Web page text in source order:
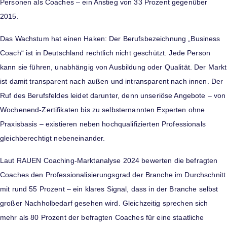
Personen als Coaches – ein Anstieg von 33 Prozent gegenüber
2015.
Das Wachstum hat einen Haken: Der Berufsbezeichnung „Business
Coach“ ist in Deutschland rechtlich nicht geschützt. Jede Person
kann sie führen, unabhängig von Ausbildung oder Qualität. Der Markt
ist damit transparent nach außen und intransparent nach innen. Der
Ruf des Berufsfeldes leidet darunter, denn unseriöse Angebote – von
Wochenend-Zertifikaten bis zu selbsternannten Experten ohne
Praxisbasis – existieren neben hochqualifizierten Professionals
gleichberechtigt nebeneinander.
Laut RAUEN Coaching-Marktanalyse 2024 bewerten die befragten
Coaches den Professionalisierungsgrad der Branche im Durchschnitt
mit rund 55 Prozent – ein klares Signal, dass in der Branche selbst
großer Nachholbedarf gesehen wird. Gleichzeitig sprechen sich
mehr als 80 Prozent der befragten Coaches für eine staatliche